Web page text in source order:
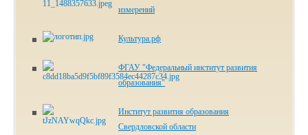
измерений
Культура.рф
ФГАУ "Федеральный институт развития
образования"
Институт развития образования
Свердловской области